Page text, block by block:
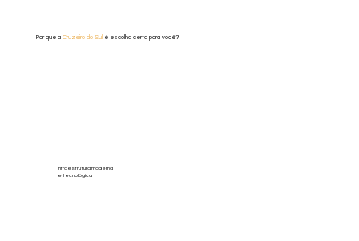
Por que aCruzeiro do Sul é escolha certa para você?
Infraestrutura moderna
e tecnológica